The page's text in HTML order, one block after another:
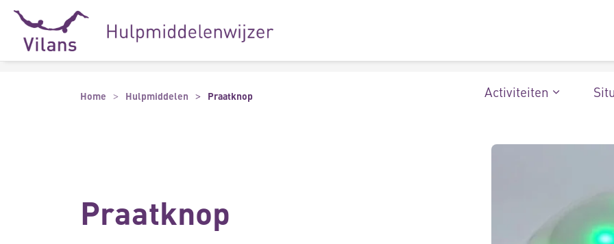
Naar hoofdinhoud
Naar footer
Activiteiten
Home Hulpmiddelen Praatknop
Praatknop